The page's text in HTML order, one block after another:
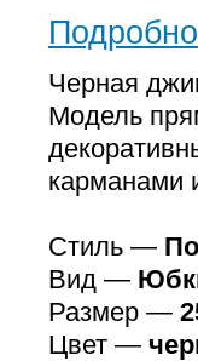
Черная
Модель
карманами
Стиль —
Вид —
Размер —
Цвет —